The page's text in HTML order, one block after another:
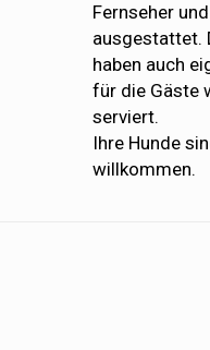
Fernseher
ausgestattet.
haben auch
für die Gäste
serviert.
Ihre Hunde
willkommen.